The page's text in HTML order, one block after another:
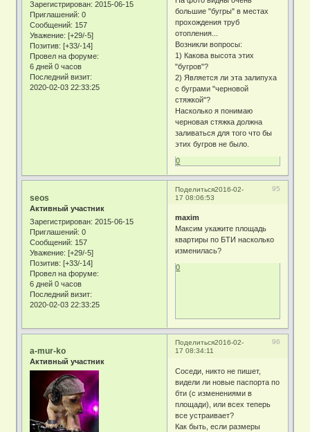
Зарегистрирован: 2015-06-15
Приглашений: 0
Сообщений: 157
Уважение: [+29/-5]
Позитив: [+33/-14]
Провел на форуме:
6 дней 0 часов
Последний визит:
2020-02-03 22:33:25
большие "бугры" в местах
прохождения труб
отопления...
Возникли вопросы:
1) Какова высота этих
"бугров"?
2) Является ли эта залипуха
с буграми "черновой
стяжкой"?
Насколько я понимаю
черновая стяжка должна
заливаться для того что бы
этих бугров не было.
0
Поделиться 95
2016-02-
17 08:06:53
seos
Активный участник
Зарегистрирован: 2015-06-15
Приглашений: 0
Сообщений: 157
Уважение: [+29/-5]
Позитив: [+33/-14]
Провел на форуме:
6 дней 0 часов
Последний визит:
2020-02-03 22:33:25
maxim
Максим укажите площадь
квартиры по БТИ насколько
изменилась?
0
Поделиться 96
2016-02-
17 08:34:11
a-mur-ko
Активный участник
Соседи, никто не пишет,
видели ли новые паспорта по
бти (с изменениями в
площади), или всех теперь
все устраивает?
Как быть, если размеры